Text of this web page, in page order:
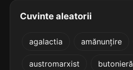
emanatului
epidotului
Cuvinte aleatorii
agalactia amănunțire
austromarxist butonieră